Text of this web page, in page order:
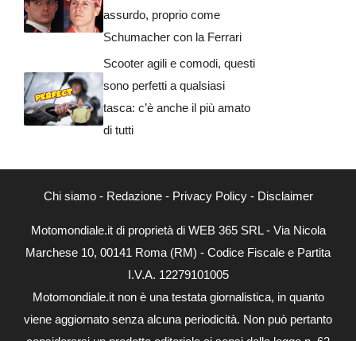
assurdo, proprio come
Schumacher con la Ferrari
Scooter agili e comodi, questi
sono perfetti a qualsiasi
tasca: c’è anche il più amato
di tutti
Chi siamo- Redazione- Privacy Policy- Disclaimer
Motomondiale.it di proprietà di WEB 365 SRL - Via Nicola
Marchese 10, 00141 Roma (RM) - Codice Fiscale e Partita
I.V.A. 12279101005
Motomondiale.it non è una testata giornalistica, in quanto
viene aggiornato senza alcuna periodicità. Non può pertanto